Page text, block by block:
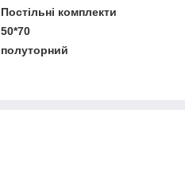
Постільні комплекти
50*70
полуторний